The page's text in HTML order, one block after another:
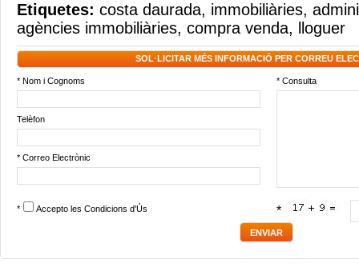
Etiquetes: costa daurada, immobiliàries,
agències immobiliàries, compra venda, lloguer
SOL·LICITAR MÉS INFORMACIÓ PER CORREU
* Nom i Cognoms * Consulta
Telèfon
* Correo Electrònic
* Accepto les Condicions d'Ús *